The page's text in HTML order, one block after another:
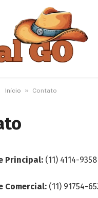
Início » Contato
Principal: (11) 4114-9358
Comercial: (11) 91754-